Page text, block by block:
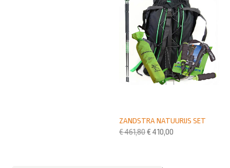
ZANDSTRA NATUURIJS SET
€461,80€ 410,00